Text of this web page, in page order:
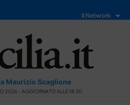
Il Network
Maurizio Scaglione
2026 - AGGIORNATO ALLE 18:30